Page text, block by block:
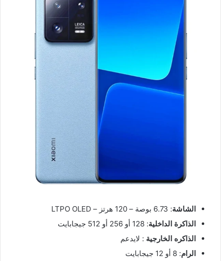
الشاشة: 6.73 بوصة – 120 هرتز – LTPO OLED
الذاكرة الداخلية: 128 أو 256 أو 512 جيجابايت
الذاكره الخارجية : لايدعم
الرام: 8 أو 12 جيجابايت